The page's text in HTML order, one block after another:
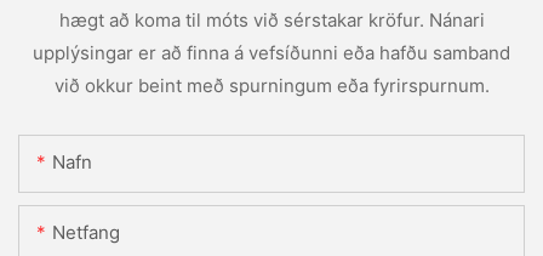
hægt að koma til móts við sérstakar kröfur. Nánari
upplýsingar er að finna á vefsíðunni eða hafðu samband
við okkur beint með spurningum eða fyrirspurnum.
Nafn
Netfang